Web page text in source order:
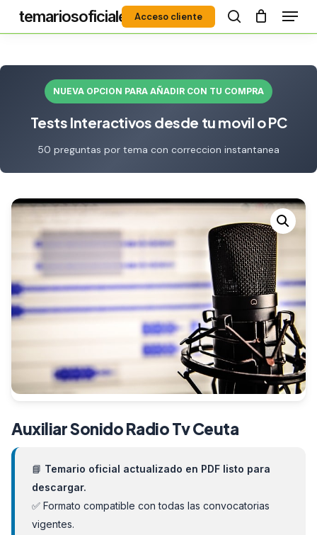
content
temariosoficiales
Acceso cliente
search
Menú
NUEVA OPCION PARA AÑADIR CON TU COMPRA
Tests Interactivos desde tu movil o PC
50 preguntas por tema con correccion instantanea
Auxiliar Sonido Radio Tv Ceuta
📘 Temario oficial actualizado en PDF listo para
descargar.
✅ Formato compatible con todas las convocatorias
vigentes.